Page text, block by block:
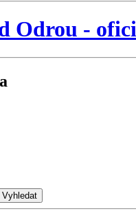
Odrou -
Vyhledat